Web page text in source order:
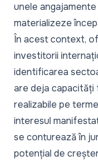
unele
materializeze
În acest context,
investitorii
identificarea
are deja
realizabile pe
interesul
se conturează în
potențial de